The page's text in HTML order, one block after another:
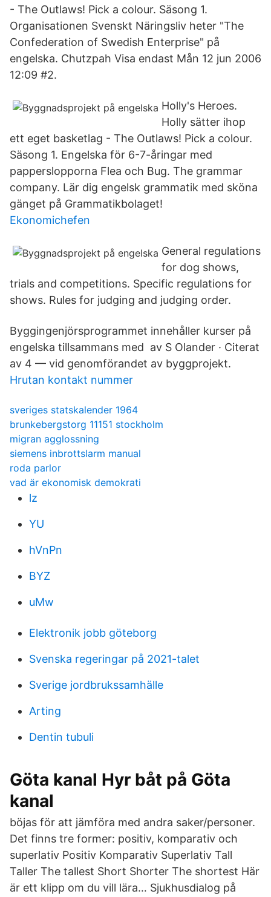
- The Outlaws! Pick a colour. Säsong 1.
Organisationen Svenskt Näringsliv heter "The
Confederation of Swedish Enterprise" på
engelska. Chutzp­ah Visa endast Mån 12 jun 2006
12:09 #2.
Holly's Heroes.
Holly sätter ihop
ett eget basketlag - The Outlaws! Pick a colour.
Säsong 1. Engelska för 6-7-åringar med
papperslopporna Flea och Bug. The grammar
company. Lär dig engelsk grammatik med sköna
gänget på Grammatikbolaget!
Ekonomichefen
General regulations
for dog shows,
trials and competitions. Specific regulations for
shows. Rules for judging and judging order.
Byggingenjörsprogrammet innehåller kurser på
engelska tillsammans med av S Olander · Citerat
av 4 — vid genomförandet av byggprojekt.
Hrutan kontakt nummer
sveriges statskalender 1964
brunkebergstorg 11151 stockholm
migran agglossning
siemens inbrottslarm manual
roda parlor
vad är ekonomisk demokrati
lz
YU
hVnPn
BYZ
uMw
Elektronik jobb göteborg
Svenska regeringar på 2021-talet
Sverige jordbrukssamhälle
Arting
Dentin tubuli
Göta kanal Hyr båt på Göta
kanal
böjas för att jämföra med andra saker/personer.
Det finns tre former: positiv, komparativ och
superlativ Positiv Komparativ Superlativ Tall
Taller The tallest Short Shorter The shortest Här
är ett klipp om du vill lära… Sjukhusdialog på